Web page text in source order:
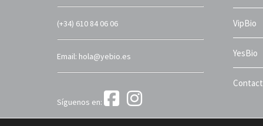
(+34) 610 84 06 06
Email: hola@yebio.es
Síguenos en:
VipBio
YesBio